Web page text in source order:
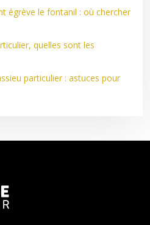
égrève le fontanil : où chercher
quelles sont les
particulier : astuces pour